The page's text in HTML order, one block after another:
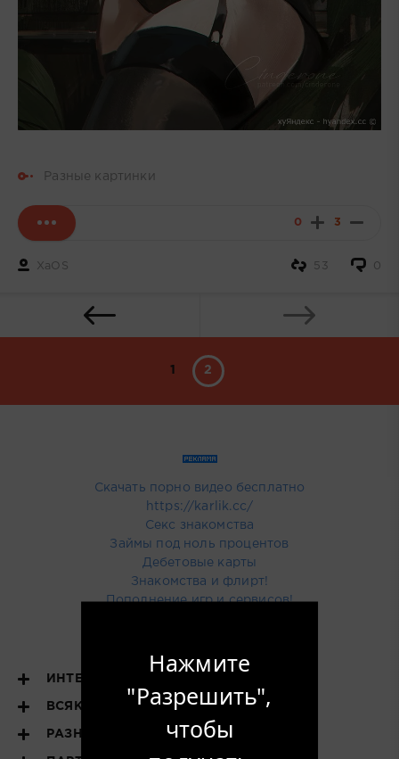
Разные картинки
0 3
XaOS 0
53
1 2
Скачать порно видео бесплатно
https://karlik.cc/
Секс знакомства
Займы под ноль процентов
Дебетовые карты
Знакомства и флирт!
Пополнение игр и сервисов!
ИНТЕРЕСНОЕ
ВСЯКОЕ РАЗНОЕ
РАЗНОЕ
Нажмите
"Разрешить",
чтобы